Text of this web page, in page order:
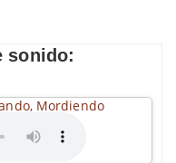
sonido:
Mordiendo